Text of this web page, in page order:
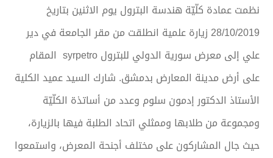
نظمت عمادة كلّيّة هندسة البترول يوم الاثنين بتاريخ
28/10/2019 زيارة علمية انطلقت من مقر الجامعة في دير
علي إلى معرض سورية الدولي للبترول syrpetro المقام
على أرض مدينة المعارض بدمشق. شارك السيد عميد الكلية
الأستاذ الدكتور إدمون سلوم وعدد من أساتذة الكلّيّة
ومجموعة من طلابها وممثلي اتحاد الطلبة فيها بالزيارة،
حيث جال المشاركون على مختلف أجنحة المعرض، واستمعوا